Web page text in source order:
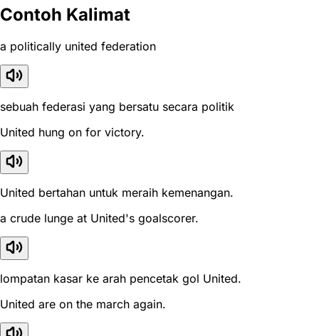
Contoh Kalimat
a politically united federation
sebuah federasi yang bersatu secara politik
United hung on for victory.
United bertahan untuk meraih kemenangan.
a crude lunge at United's goalscorer.
lompatan kasar ke arah pencetak gol United.
United are on the march again.